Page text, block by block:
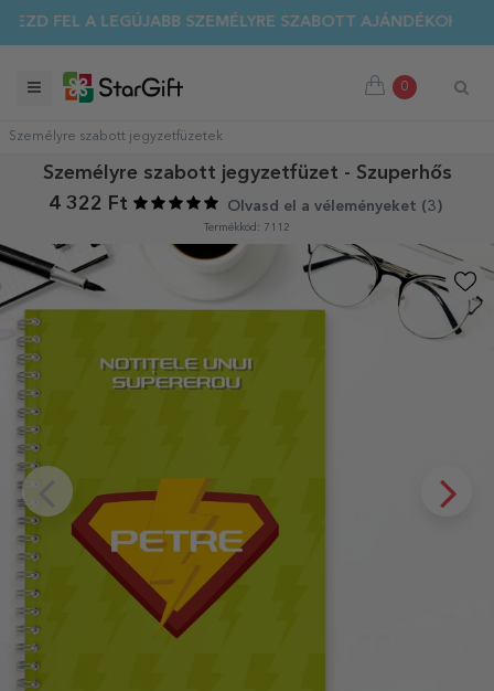
FEL A LEGÚJABB SZEMÉLYRE SZABOTT AJÁNDÉKOKAT!
0
Személyre szabott jegyzetfüzetek
Személyre szabott jegyzetfüzet - Szuperhős
4 322 Ft
Olvasd el a véleményeket (3 )
Termékkód: 7112